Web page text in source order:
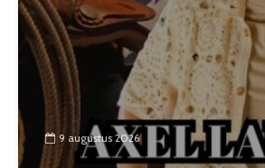
9 augustus 2026